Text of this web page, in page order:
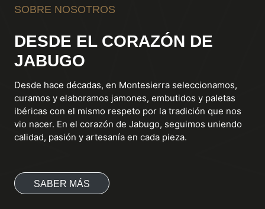
SOBRE NOSOTROS
DESDE EL CORAZÓN DE
JABUGO
Desde hace décadas, en Montesierra seleccionamos,
curamos y elaboramos jamones, embutidos y paletas
ibéricas con el mismo respeto por la tradición que nos
vio nacer. En el corazón de Jabugo, seguimos uniendo
calidad, pasión y artesanía en cada pieza.
SABER MÁS